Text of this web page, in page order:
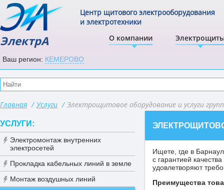
ЭлектрА О компании
Центр щитового электрооборудования
и электротехники
Ваш регион: КЕМЕРОВО
Главная / Услуги / Электрощитовое оборудование и услуги
УСЛУГИ:
Электромонтаж внутренних
электросетей
Прокладка кабельных линий в земле
Монтаж воздушных линий
Ищете, где в
с гарантией
удовлетворяют
Преимущества